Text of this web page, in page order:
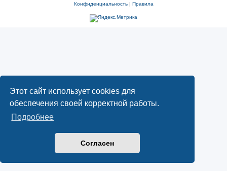
Этот сайт использует cookies для
обеспечения своей корректной работы.
Подробнее
Согласен
Конфиденциальность| Правила